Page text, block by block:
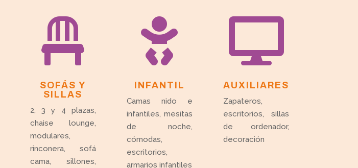

SOFÁS Y
SILLAS
2, 3 y 4 plazas,
chaise lounge,
modulares,
rinconera, sofá
cama, sillones,

INFANTIL
Camas nido e
infantiles, mesitas
de noche,
cómodas,
escritorios,
armarios infantiles

AUXILIARES
Zapateros,
escritorios, sillas
de ordenador,
decoración